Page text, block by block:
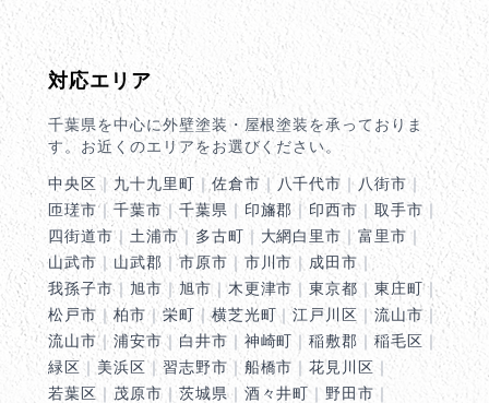
対応エリア
千葉県を中心に外壁塗装・屋根塗装を承っておりま
す。お近くのエリアをお選びください。
中央区 ｜ 九十九里町 ｜ 佐倉市 ｜ 八千代市 ｜ 八街市｜
匝瑳市｜ 千葉市｜千葉県 ｜ 印旛郡｜ 印西市 ｜取手市 ｜
四街道市｜ 土浦市｜多古町 ｜ 大網白里市 ｜富里市 ｜
山武市 ｜ 山武郡 ｜市原市｜ 市川市 ｜ 成田市 ｜
我孫子市｜ 旭市｜旭市 ｜木更津市 ｜東京都 ｜東庄町｜
松戸市 ｜ 柏市｜栄町 ｜横芝光町 ｜江戸川区 ｜流山市｜
流山市｜ 浦安市｜ 白井市 ｜ 神崎町 ｜稲敷郡 ｜稲毛区 ｜
緑区 ｜ 美浜区｜ 習志野市 ｜船橋市 ｜花見川区 ｜
若葉区 ｜ 茂原市 ｜茨城県 ｜ 酒々井町｜ 野田市 ｜